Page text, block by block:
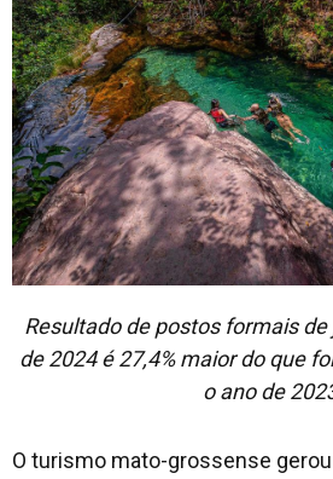
Resultado de postos formais
de 2024 é 27,4% maior do que
o ano de
O turismo mato-grossense